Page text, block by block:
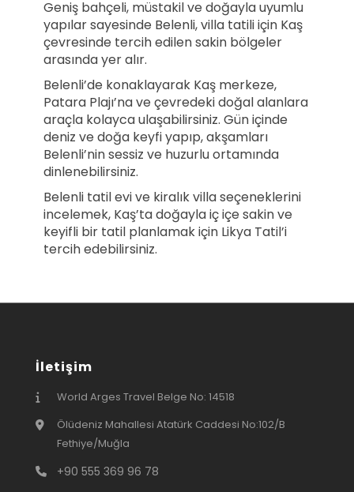
Geniş bahçeli, müstakil ve doğayla uyumlu
yapılar sayesinde Belenli, villa tatili için Kaş
çevresinde tercih edilen sakin bölgeler
arasında yer alır.
Belenli’de konaklayarak Kaş merkeze,
Patara Plajı’na ve çevredeki doğal alanlara
araçla kolayca ulaşabilirsiniz. Gün içinde
deniz ve doğa keyfi yapıp, akşamları
Belenli’nin sessiz ve huzurlu ortamında
dinlenebilirsiniz.
Belenli tatil evi ve kiralık villa seçeneklerini
incelemek, Kaş’ta doğayla iç içe sakin ve
keyifli bir tatil planlamak için Likya Tatil’i
tercih edebilirsiniz.
İletişim
World Arges Travel Belge No: 14518
Ölüdeniz Mahallesi Atatürk Caddesi No:102/B
Fethiye/Muğla
+90 555 369 96 78